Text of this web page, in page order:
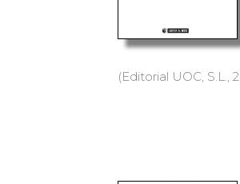
(Editorial UOC, S.L.,